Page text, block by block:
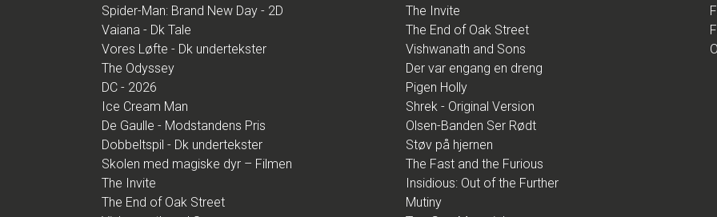
Spider-Man: Brand New Day - 2D
Vaiana - Dk Tale
Vores Løfte - Dk undertekster
The Odyssey
DC - 2026
Ice Cream Man
De Gaulle - Modstandens Pris
Dobbeltspil - Dk undertekster
Skolen med magiske dyr – Filmen
The Invite
The End of Oak Street
The Invite
The End of Oak Street
Vishwanath and Sons
Der var engang en dreng
Pigen Holly
Shrek - Original Version
Olsen-Banden Ser Rødt
Støv på hjernen
The Fast and the Furious
Insidious: Out of the Further
Mutiny